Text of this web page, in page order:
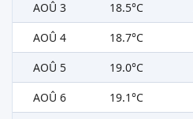
AOÛ 3
18.5°C
AOÛ 4
18.7°C
AOÛ 5
19.0°C
AOÛ 6
19.1°C